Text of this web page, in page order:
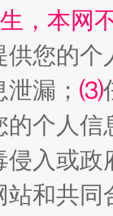
，本网
供您的个
漏； ⑶
个人
入或
和共